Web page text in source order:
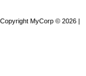
Copyright MyCorp © 2026 |